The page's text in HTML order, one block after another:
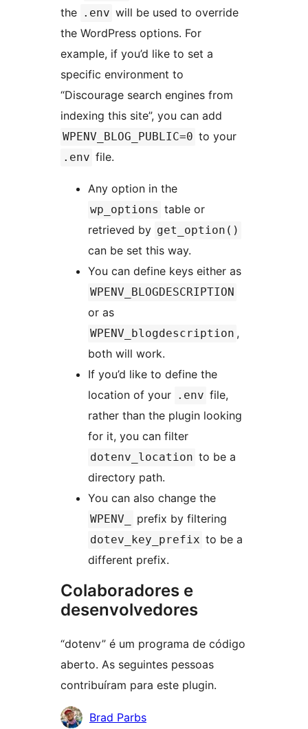
the .env will be used to override
the WordPress options. For
example, if you’d like to set a
specific environment to
“Discourage search engines from
indexing this site”, you can add
WPENV_BLOG_PUBLIC=0 to your
.env file.
Any option in the
wp_options table or
retrieved by get_option()
can be set this way.
You can define keys either as
WPENV_BLOGDESCRIPTION
or as
WPENV_blogdescription ,
both will work.
If you’d like to define the
location of your .env file,
rather than the plugin looking
for it, you can filter
dotenv_location to be a
directory path.
You can also change the
WPENV_ prefix by filtering
dotev_key_prefix to be a
different prefix.
Colaboradores e
desenvolvedores
“dotenv” é um programa de código
aberto. As seguintes pessoas
contribuíram para este plugin.
Colaboradores
Brad Parbs